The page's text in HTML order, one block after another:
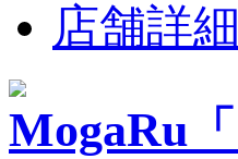
店舗詳細